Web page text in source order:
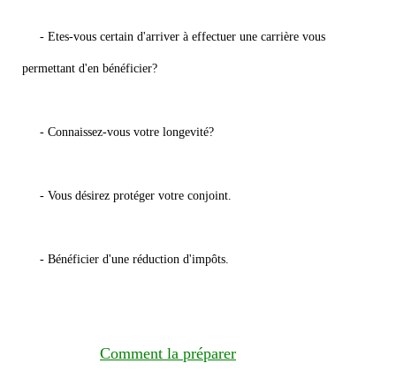
- Etes-vous certain d'arriver à effectuer une carrière vous
permettant d'en bénéficier?
- Connaissez-vous votre longevité?
- Vous désirez protéger votre conjoint.
- Bénéficier d'une réduction d'impôts.
Comment la préparer